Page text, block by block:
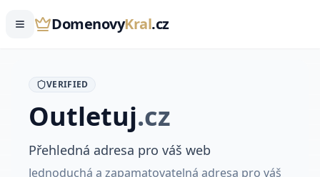
DomenovyKral.cz
VERIFIED
Outletuj.cz
Přehledná adresa pro váš web
Jednoduchá a zapamatovatelná adresa pro váš